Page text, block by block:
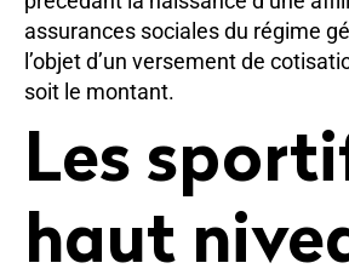
assurances sociales du régime
l’objet d’un versement de
soit le montant.
Les
haut